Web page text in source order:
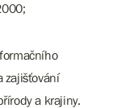
zajišťování
a krajiny.